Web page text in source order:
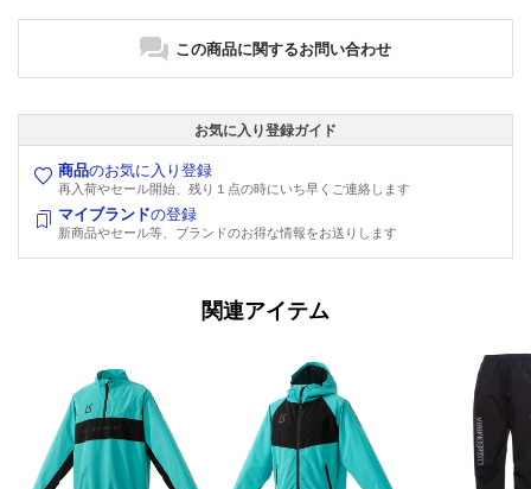
この商品に関するお問い合わせ
お気に入り登録ガイド
商品のお気に入り登録
再入荷やセール開始、残り１点の時にいち早くご連絡します
マイブランドの登録
新商品やセール等、ブランドのお得な情報をお送りします
関連アイテム